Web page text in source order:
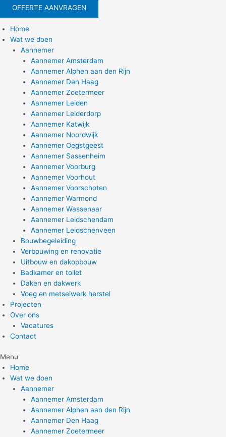
OFFERTE AANVRAGEN
Home
Wat we doen
Aannemer
Aannemer Amsterdam
Aannemer Alphen aan den Rijn
Aannemer Den Haag
Aannemer Zoetermeer
Aannemer Leiden
Aannemer Leiderdorp
Aannemer Katwijk
Aannemer Noordwijk
Aannemer Oegstgeest
Aannemer Sassenheim
Aannemer Voorburg
Aannemer Voorhout
Aannemer Voorschoten
Aannemer Warmond
Aannemer Wassenaar
Aannemer Leidschendam
Aannemer Leidschenveen
Bouwbegeleiding
Verbouwing en renovatie
Uitbouw en dakopbouw
Badkamer en toilet
Daken en dakwerk
Voeg en metselwerk herstel
Projecten
Over ons
Vacatures
Contact
Menu
Home
Wat we doen
Aannemer
Aannemer Amsterdam
Aannemer Alphen aan den Rijn
Aannemer Den Haag
Aannemer Zoetermeer